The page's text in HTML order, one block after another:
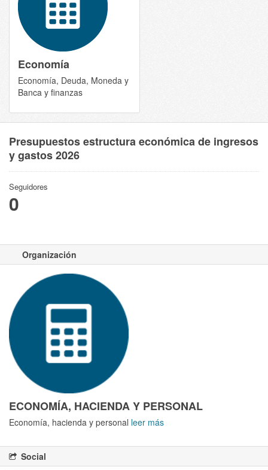
Economía
Economía, Deuda, Moneda y
Banca y finanzas
Presupuestos estructura económica de ingresos
y gastos 2026
Seguidores
0
Organización
ECONOMÍA, HACIENDA Y PERSONAL
Economía, hacienda y personal leer más
Social